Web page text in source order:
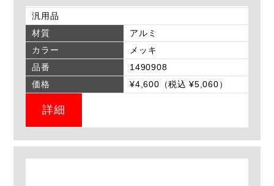
汎用品
材質
アルミ
カラー
メッキ
品番
1490908
価格
¥4,600（税込 ¥5,060）
詳細